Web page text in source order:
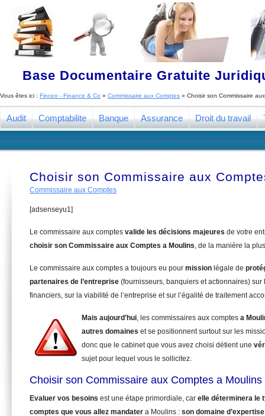
Base Documentaire Gratuite
Vous êtes ici : Finceo - Finance & Co » Commissaire aux Comptes » Choisir son Commissaire
Audit Comptabilite Banque Assurance Droit du travail
Choisir son Commissaire aux
Commissaire aux Comptes
[adsenseyu1]
Le commissaire aux comptes valide les décisions majeures de votre
choisir son Commissaire aux Comptes a Moulins, de la manière la
Le commissaire aux comptes a toujours eu pour mission légale de
partenaires de l’entreprise (fournisseurs, banquiers et actionnaires) sur
financiers, sur la viabilité de l’entreprise et sur l’égalité de traitement
Mais aujourd’hui, les commissaires aux comptes a
autres domaines et se positionnent surtout sur les
donc que le cabinet que vous avez choisi détient une
sujet pour lequel vous le sollicitez.
Choisir son Commissaire aux Comptes a
Evaluer vos besoins est une étape primordiale, car elle déterminera le
comptes que vous allez mandater a Moulins : son domaine d’expertise